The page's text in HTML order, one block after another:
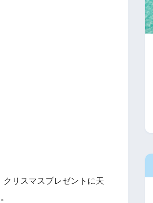
リスマスプレゼントに天